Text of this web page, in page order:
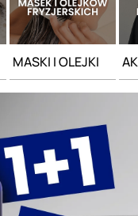
MASKI I OLEJKI